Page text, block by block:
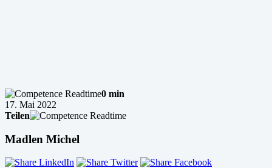
0 min
17. Mai 2022
Teilen
Madlen Michel